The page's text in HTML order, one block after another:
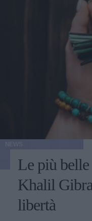
Le più
Khalil
libertà